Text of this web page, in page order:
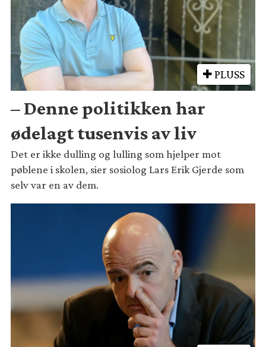
PLUSS
– Denne politikken har
ødelagt tusenvis av liv
Det er ikke dulling og lulling som hjelper mot
pøblene i skolen, sier sosiolog Lars Erik Gjerde som
selv var en av dem.